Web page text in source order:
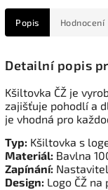
Popis Hodnocení
Detailní popis
Kšiltovka ČŽ je
zajišťuje pohodlí a
je vhodná pro
Typ: Kšiltovka s
Materiál: Bavlna
Zapínání:
Design: Logo ČŽ